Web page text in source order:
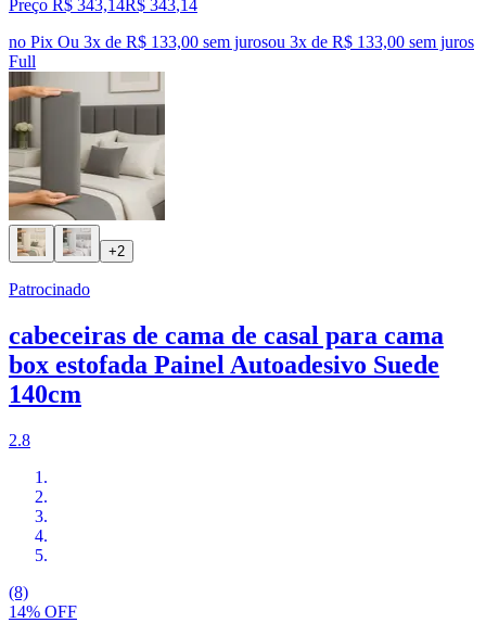
Preço R$ 343,14R$ 343,14
no Pix Ou 3x de R$ 133,00 sem jurosou 3x de R$ 133,00 sem juros
Full
+2
Patrocinado
cabeceiras de cama de casal para cama
box estofada Painel Autoadesivo Suede
140cm
2.8
(8)
14% OFF